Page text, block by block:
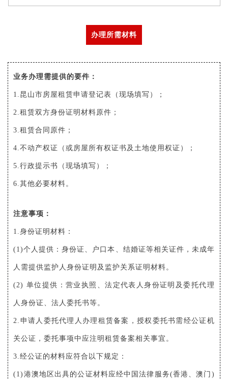
办理所需材料
业务办理需提供的要件：
1.昆山市房屋租赁申请登记表（现场填写）；
2.租赁双方身份证明材料原件；
3.租赁合同原件；
4.不动产权证（或房屋所有权证书及土地使用权证）；
5.行政提示书（现场填写）；
6.其他必要材料。
注意事项：
1.身份证明材料：
(1)个人提供：身份证、户口本、结婚证等相关证件，未成年
人需提供监护人身份证明及监护关系证明材料。
(2) 单位提供：营业执照、法定代表人身份证明及委托代理
人身份证、法人委托书等。
2.申请人委托代理人办理租赁备案，授权委托书需经公证机
关公证，委托事项中应注明租赁备案相关事宜。
3.经公证的材料应符合以下规定：
(1)港澳地区出具的公证材料应经中国法律服务(香港、澳门)